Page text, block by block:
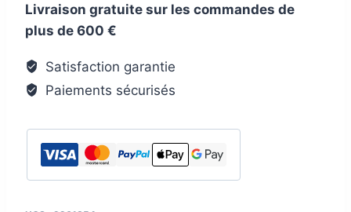
basses
actif
USB6AR
pour
Ford
Transit
Livraison gratuite sur les commandes de
plus de 600 €
Satisfaction garantie
Paiements sécurisés